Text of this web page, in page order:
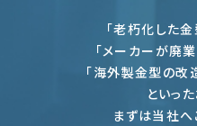
「老朽化した
「メーカーが廃
「海外製金型の改
といっ
まずは当社へ